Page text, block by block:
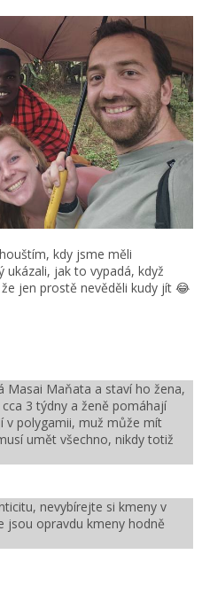
kdy jsme měli
ukázali, jak to vypadá, když
jen prostě nevěděli kudy jít 😂
Masai Maňata a staví ho žena,
3 týdny a ženě pomáhají
v polygamii, muž může mít
umět všechno, nikdy totiž
nevybírejte si kmeny v
jsou opravdu kmeny hodně